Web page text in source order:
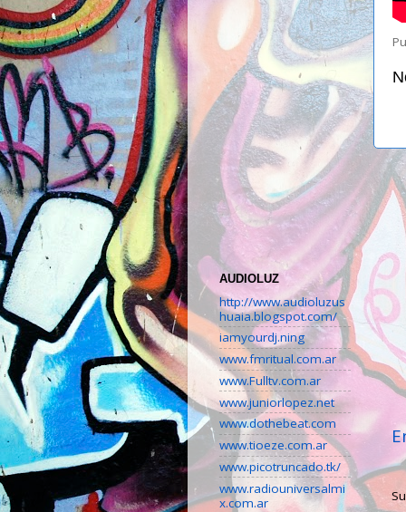
AUDIOLUZ
http://www.audioluzus
huaia.blogspot.com/
iamyourdj.ning
www.fmritual.com.ar
www.Fulltv.com.ar
www.juniorlopez.net
www.dothebeat.com
www.tioeze.com.ar
www.picotruncado.tk/
www.radiouniversalmi
x.com.ar